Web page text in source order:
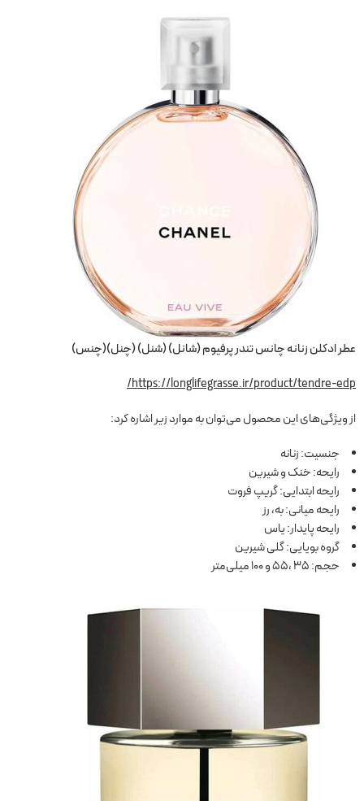
عطر ادکلن زنانه چانس تندر پرفیوم (شانل) (شنل) (چنل)(چنس)
https://longlifegrasse.ir/product/tendre-edp/
از ویژگی‌های این محصول می‌توان به موارد زیر اشاره کرد:
جنسیت: زنانه
رایحه: خنک و شیرین
رایحه ابتدایی: گریپ فروت
رایحه میانی: به، رز
رایحه پایدار: یاس
گروه بویایی: گلی شیرین
حجم: 35 ،55 و 100 میلی‌متر